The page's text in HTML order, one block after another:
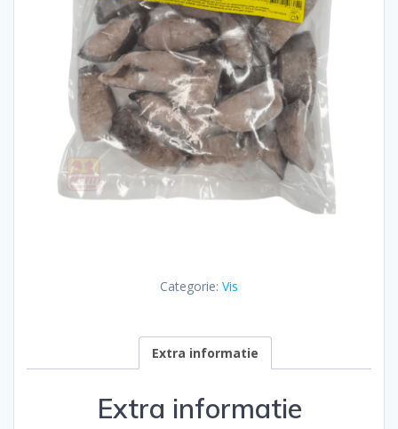
Categorie: Vis
Extra informatie
Extra informatie